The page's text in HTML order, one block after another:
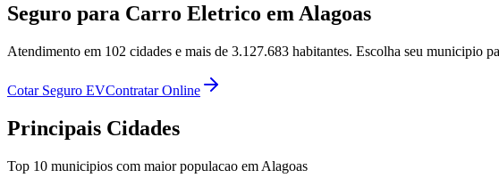
Seguro para Carro Eletrico em Alagoas
Atendimento em 102 cidades e mais de 3.127.683 habitantes. Escolha seu municipio
Cotar Seguro EVContratar Online
Principais Cidades
Top 10 municipios com maior populacao em Alagoas